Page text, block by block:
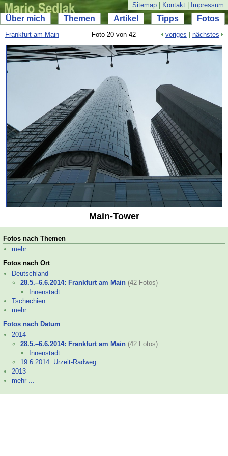
Sitemap Kontakt Impressum
Über mich Themen Artikel Tipps Fotos
Frankfurt am Main Foto 20 von 42 voriges nächstes
Main-Tower
Fotos nach Themen
mehr ...
Fotos nach Ort
Deutschland
28.5.–6.6.2014: Frankfurt am Main (42 Fotos)
Innenstadt
Tschechien
mehr ...
Fotos nach Datum
2014
28.5.–6.6.2014: Frankfurt am Main (42 Fotos)
Innenstadt
19.6.2014: Urzeit-Radweg
2013
mehr ...